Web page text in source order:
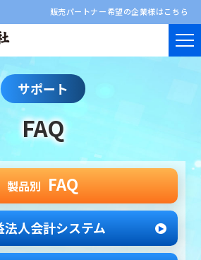
販売パートナー希望の企業様はこちら
サポート
FAQ
製品別 FAQ
法人会計システム